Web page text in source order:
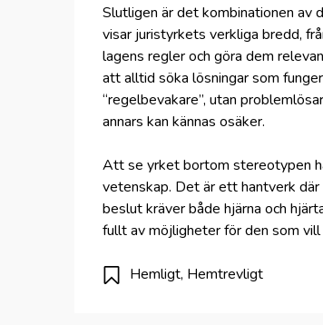
Slutligen är det kombinationen av
visar juristyrkets verkliga bredd,
lagens regler och göra dem
att alltid söka lösningar som
“regelbevakare”, utan
annars kan kännas osäker.
Att se yrket bortom stereotypen
vetenskap. Det är ett hantverk
beslut kräver både hjärna och
fullt av möjligheter för den som
Hemligt, Hemtrevligt